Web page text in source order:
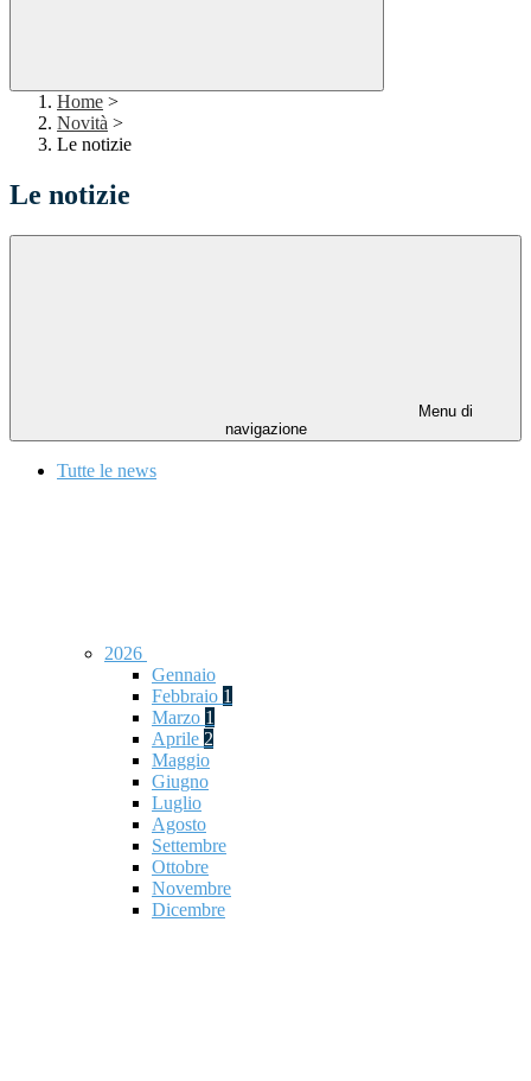
Home >
Novità >
Le notizie
Le notizie
Menu di
navigazione
Tutte le news
2026
Gennaio
Febbraio 1
Marzo 1
Aprile 2
Maggio
Giugno
Luglio
Agosto
Settembre
Ottobre
Novembre
Dicembre